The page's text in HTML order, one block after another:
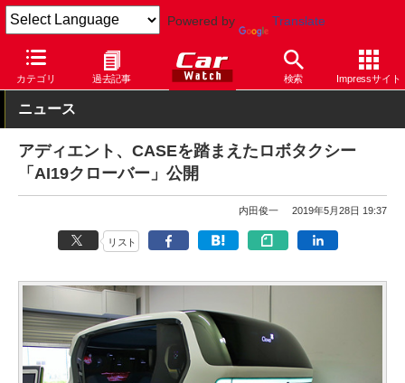
Powered by Translate
カテゴリ 過去記事 検索 Impressサイト
Car Watch 技術 安全
ニュース
アディエント、CASEを踏まえたロボタクシー
「AI19クローバー」公開
内田俊一 2019年5月28日 19:37
リスト